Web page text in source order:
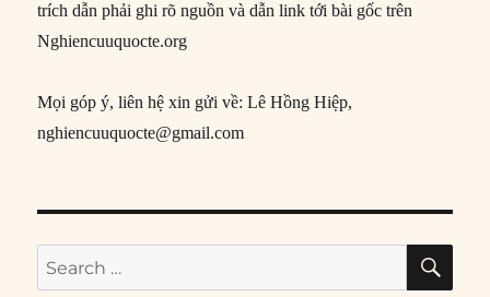
trích dẫn phải ghi rõ nguồn và dẫn link tới bài gốc trên
Nghiencuuquocte.org
Mọi góp ý, liên hệ xin gửi về: Lê Hồng Hiệp,
nghiencuuquocte@gmail.com
Search
for: